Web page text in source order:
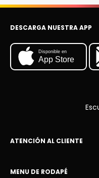
DESCARGA NUESTRA APP
Disponible en
App Store
ATENCIÓN AL CLIENTE
MENU DE RODAPÉ